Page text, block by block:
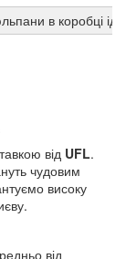
в коробці
від UFL.
чудовим
високу
від